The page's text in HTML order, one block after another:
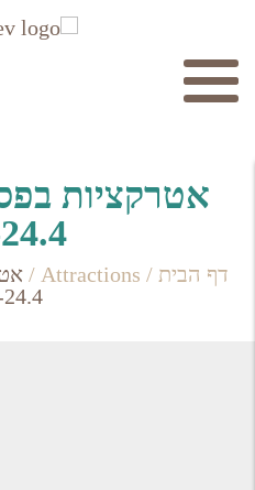
אטרקציות
דף הבית /
Attractions
/